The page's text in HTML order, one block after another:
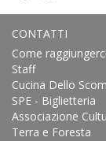
CONTATTI
Come raggiungerci
Staff
Cucina Dello
SPE - Biglietteria
Associazione
Terra e Foresta